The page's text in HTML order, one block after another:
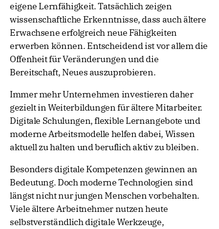
eigene Lernfähigkeit. Tatsächlich zeigen
wissenschaftliche Erkenntnisse, dass auch ältere
Erwachsene erfolgreich neue Fähigkeiten
erwerben können. Entscheidend ist vor allem die
Offenheit für Veränderungen und die
Bereitschaft, Neues auszuprobieren.
Immer mehr Unternehmen investieren daher
gezielt in Weiterbildungen für ältere Mitarbeiter.
Digitale Schulungen, flexible Lernangebote und
moderne Arbeitsmodelle helfen dabei, Wissen
aktuell zu halten und beruflich aktiv zu bleiben.
Besonders digitale Kompetenzen gewinnen an
Bedeutung. Doch moderne Technologien sind
längst nicht nur jungen Menschen vorbehalten.
Viele ältere Arbeitnehmer nutzen heute
selbstverständlich digitale Werkzeuge,